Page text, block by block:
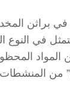
براثن
في
المواد
من